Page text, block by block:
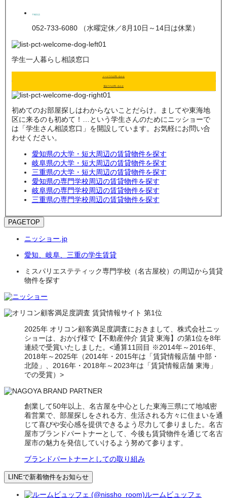
千種支店
052-733-6080 （水曜定休／8月10日～14日は休業）
学生一人暮らし相談窓口
メールでのお問い合わせ
電話でのお問い合わせ
初めてのお部屋探しはわからないことだらけ。ましてや東海地
区に来るのも初めて！…という学生さんのためにニッショーで
は「学生さん相談窓口」を開設しています。お気軽にお問い合
わせください。
愛知県の大学・短大周辺の賃貸物件を探す
岐阜県の大学・短大周辺の賃貸物件を探す
三重県の大学・短大周辺の賃貸物件を探す
愛知県の専門学校周辺の賃貸物件を探す
岐阜県の専門学校周辺の賃貸物件を探す
三重県の専門学校周辺の賃貸物件を探す
PAGETOP
ニッショー.jp
愛知、岐阜、三重の学生賃貸
ミスパリエステティック専門学校（名古屋校）の周辺から賃貸
物件を探す
2025年 オリコン顧客満足度調査におきまして、株式会社ニッ
ショーは、おかげ様で【不動産仲介 賃貸 東海】の第1位を8年
連続で受賞いたしました。<通算11回目 ※2014年～2016年、
2018年～2025年（2014年・2015年は「賃貸情報店舗 中部・
北陸」、2016年・2018年～2023年は「賃貸情報店舗 東海」
での受賞）>
創業して50年以上、名古屋を中心とした東海三県にて地域密
着営業で、部屋探しをされる方、生活される方々に住まいを通
じて喜びや安心感を提供できるよう尽力して参りました。名古
屋市ブランドパートナーとして、今後も賃貸物件を通じて名古
屋市の魅力を発信していけるよう努めて参ります。
ブランドパートナーとしての取り組み
LINEで新着物件をお知らせ
ルームビュッフェ